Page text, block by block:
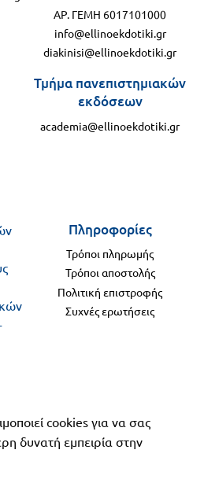
ΑΡ. ΓΕΜΗ 6017101000
info@ellinoekdotiki.gr
diakinisi@ellinoekdotiki.gr
Τμήμα πανεπιστημιακών
εκδόσεων
academia@ellinoekdotiki.gr
Πληροφορίες
Τρόποι πληρωμής
Τρόποι αποστολής
Πολιτική επιστροφής
Συχνές ερωτήσεις
cookies για να σας
δυνατή εμπειρία στην